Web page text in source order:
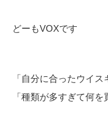
どーもVOXです
「自分に合ったウイ
「種類が多すぎて何を